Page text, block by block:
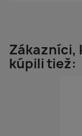
Zákazníci,
kúpili tiež: